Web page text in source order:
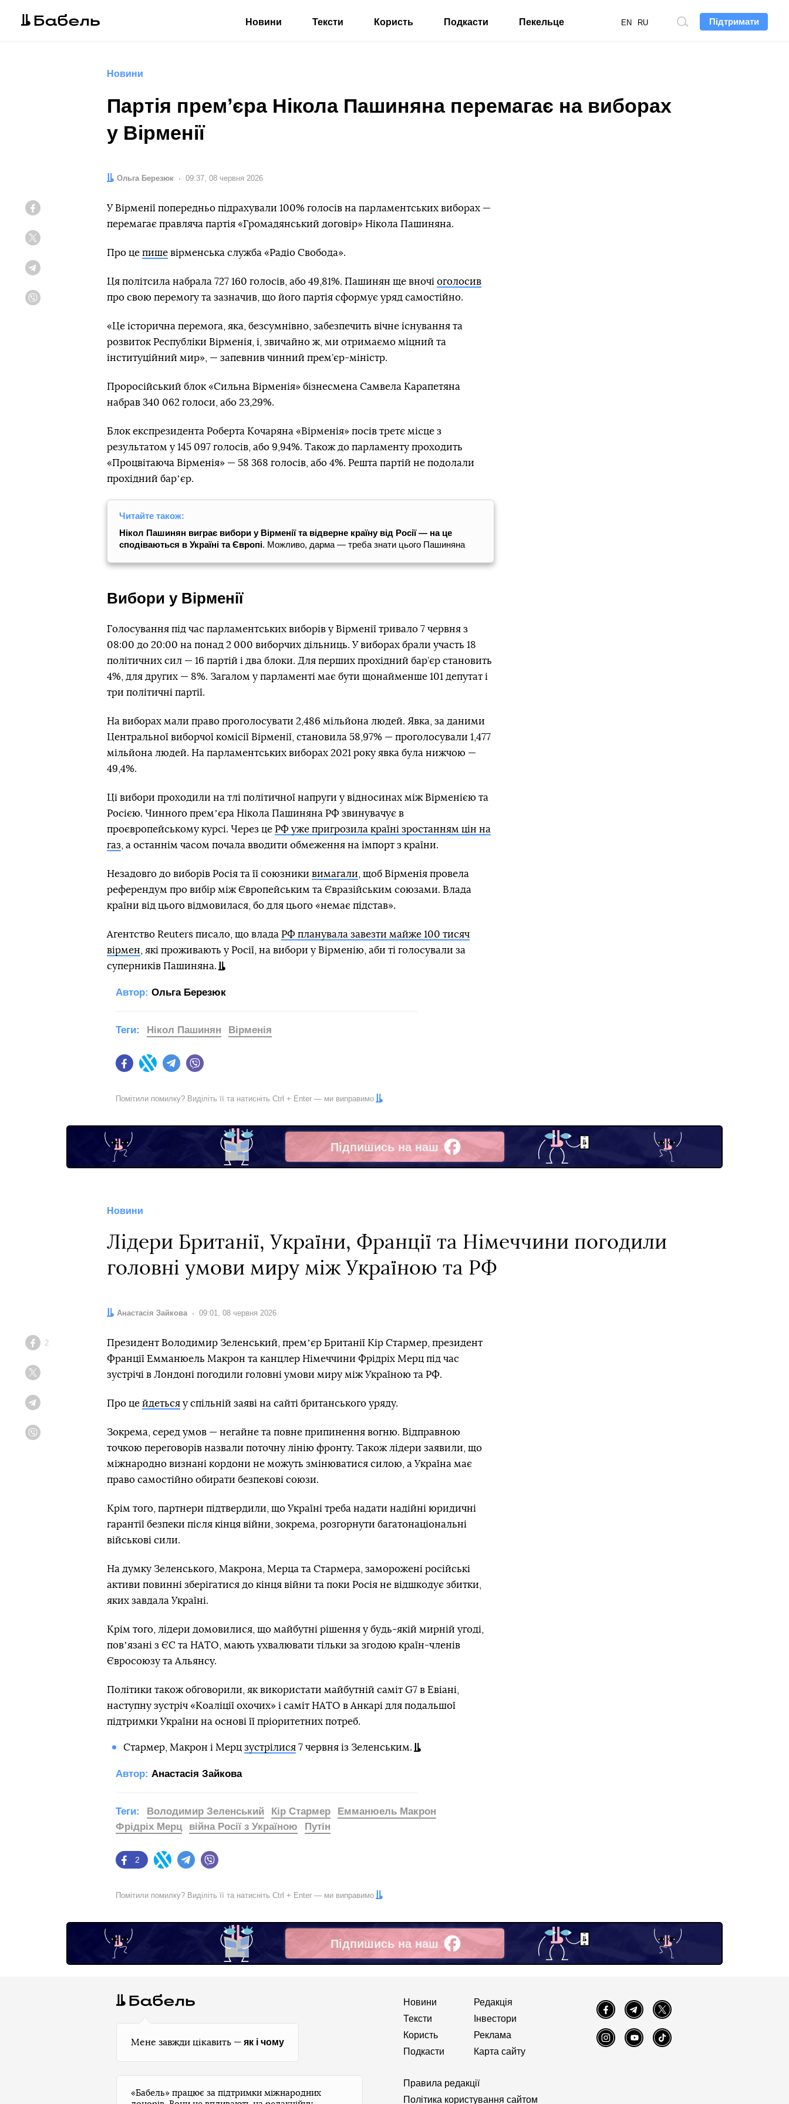
Підтримати
Пошук
EN RU
Новини Тексти Користь Подкасти Пекельце
Новини
Партія премʼєра Нікола Пашиняна перемагає на виборах
у Вірменії
Автор:
Ольга Березюк Дата:
09:37, 08 червня 2026
У Вірменії попередньо підрахували 100% голосів на парламентських виборах —
перемагає правляча партія «Громадянський договір» Нікола Пашиняна.
Про це пише вірменська служба «Радіо Свобода».
Ця політсила набрала 727 160 голосів, або 49,81%. Пашинян ще вночі оголосив
про свою перемогу та зазначив, що його партія сформує уряд самостійно.
«Це історична перемога, яка, безсумнівно, забезпечить вічне існування та
розвиток Республіки Вірменія, і, звичайно ж, ми отримаємо міцний та
інституційний мир», — запевнив чинний прем’єр-міністр.
Проросійський блок «Сильна Вірменія» бізнесмена Самвела Карапетяна
набрав 340 062 голоси, або 23,29%.
Блок експрезидента Роберта Кочаряна «Вірменія» посів третє місце з
результатом у 145 097 голосів, або 9,94%. Також до парламенту проходить
«Процвітаюча Вірменія» — 58 368 голосів, або 4%. Решта партій не подолали
прохідний барʼєр.
Читайте також:
Нікол Пашинян виграє вибори у Вірменії та відверне країну від Росії — на це
сподіваються в Україні та Європі. Можливо, дарма — треба знати цього Пашиняна
Вибори у Вірменії
Голосування під час парламентських виборів у Вірменії тривало 7 червня з
08:00 до 20:00 на понад 2 000 виборчих дільниць. У виборах брали участь 18
політичних сил — 16 партій і два блоки. Для перших прохідний бар’єр становить
4%, для других — 8%. Загалом у парламенті має бути щонайменше 101 депутат і
три політичні партії.
На виборах мали право проголосувати 2,486 мільйона людей. Явка, за даними
Центральної виборчої комісії Вірменії, становила 58,97% — проголосували 1,477
мільйона людей. На парламентських виборах 2021 року явка була нижчою —
49,4%.
Ці вибори проходили на тлі політичної напруги у відносинах між Вірменією та
Росією. Чинного премʼєра Нікола Пашиняна РФ звинувачує в
проєвропейському курсі. Через це РФ уже пригрозила країні зростанням цін на
газ , а останнім часом почала вводити обмеження на імпорт з країни.
Незадовго до виборів Росія та її союзники вимагали , щоб Вірменія провела
референдум про вибір між Європейським та Євразійським союзами. Влада
країни від цього відмовилася, бо для цього «немає підстав».
Агентство Reuters писало, що влада РФ планувала завезти майже 100 тисяч
вірмен , які проживають у Росії, на вибори у Вірменію, аби ті голосували за
суперників Пашиняна.
Автор: Ольга Березюк
FacebookTwitter Telegram
Теги: Нікол Пашинян Вірменія
Помітили помилку? Виділіть її та натисніть Ctrl + Enter — ми виправимо
Підпишись на наш
Facebook
Новини
Лідери Британії, України, Франції та Німеччини погодили
головні умови миру між Україною та РФ
Автор:
Анастасія Зайкова Дата:
09:01, 08 червня 2026
Facebook
2
Президент Володимир Зеленський, премʼєр Британії Кір Стармер, президент
Франції Емманюель Макрон та канцлер Німеччини Фрідріх Мерц під час
зустрічі в Лондоні погодили головні умови миру між Україною та РФ.
Про це йдеться у спільній заяві на сайті британського уряду.
Зокрема, серед умов — негайне та повне припинення вогню. Відправною
точкою переговорів назвали поточну лінію фронту. Також лідери заявили, що
міжнародно визнані кордони не можуть змінюватися силою, а Україна має
право самостійно обирати безпекові союзи.
Крім того, партнери підтвердили, що Україні треба надати надійні юридичні
гарантії безпеки після кінця війни, зокрема, розгорнути багатонаціональні
військові сили.
На думку Зеленського, Макрона, Мерца та Стармера, заморожені російські
активи повинні зберігатися до кінця війни та поки Росія не відшкодує збитки,
яких завдала Україні.
Крім того, лідери домовилися, що майбутні рішення у будь-якій мирній угоді,
повʼязані з ЄС та НАТО, мають ухвалювати тільки за згодою країн-членів
Євросоюзу та Альянсу.
Політики також обговорили, як використати майбутній саміт G7 в Евіані,
наступну зустріч «Коаліції охочих» і саміт НАТО в Анкарі для подальшої
підтримки України на основі її пріоритетних потреб.
Стармер, Макрон і Мерц зустрілися7 червня із Зеленським.
Автор: Анастасія Зайкова
Facebook
2
Twitter Telegram
Теги: Володимир Зеленський Кір Стармер
Емманюель Макрон
Фрідріх Мерц
війна Росії з Україною Путін
Помітили помилку? Виділіть її та натисніть Ctrl + Enter — ми виправимо
Підпишись на наш
Facebook
Мене завжди цікавить — як і чому
Новини
Тексти
Користь
Подкасти
Редакція
Інвестори
Реклама
Карта сайту
FacebookTelegram Twitter
InstagramYouTube TikTok
Правила редакції
Політика користування сайтом
«Бабель» працює за підтримки міжнародних